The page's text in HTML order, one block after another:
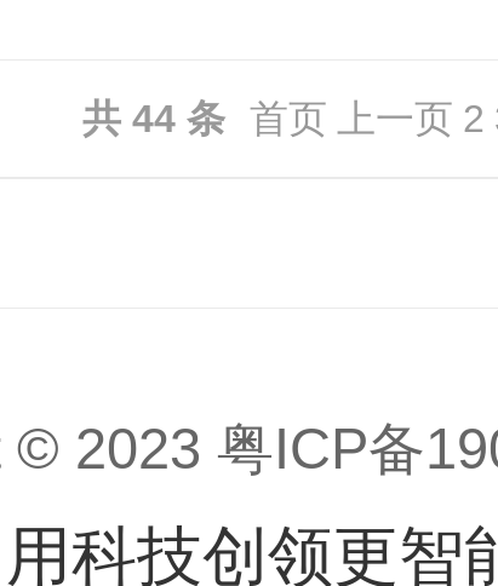
共 44 条 首页 上一页 2
© 2023 粤ICP备
科技创领更智